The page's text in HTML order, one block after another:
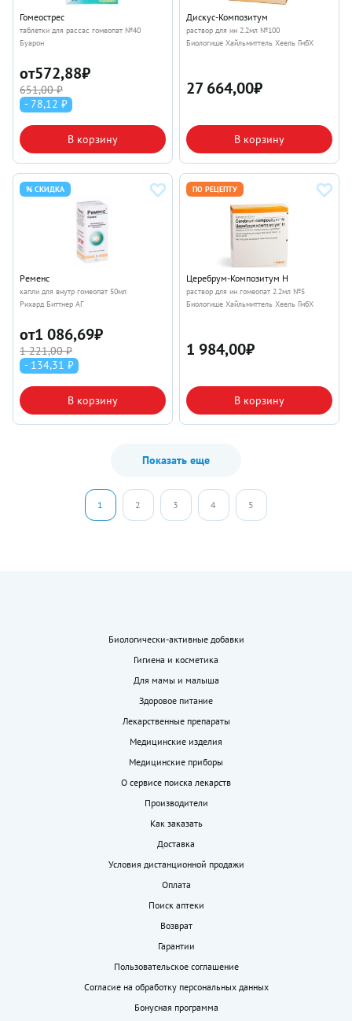
Гомеострес
таблетки для рассас гомеопат №40
Буарон
от572,88₽
651,00 ₽
- 78,12 ₽
В корзину
Дискус-Композитум
раствор для ин 2.2мл №100
Биологише Хайльмиттель Хеель ГмбХ
27 664,00₽
В корзину
% СКИДКА
Ременс
капли для внутр гомеопат 50мл
Рихард Биттнер АГ
от1 086,69₽
1 221,00 ₽
- 134,31 ₽
В корзину
ПО РЕЦЕПТУ
Церебрум-Композитум Н
раствор для ин гомеопат 2.2мл №5
Биологише Хайльмиттель Хеель ГмбХ
1 984,00₽
В корзину
Показать еще
1 2 3 4 5
Биологически-активные добавки
Гигиена и косметика
Для мамы и малыша
Здоровое питание
Лекарственные препараты
Медицинские изделия
Медицинские приборы
О сервисе поиска лекарств
Производители
Как заказать
Доставка
Условия дистанционной продажи
Оплата
Поиск аптеки
Возврат
Гарантии
Пользовательское соглашение
Согласие на обработку персональных данных
Бонусная программа